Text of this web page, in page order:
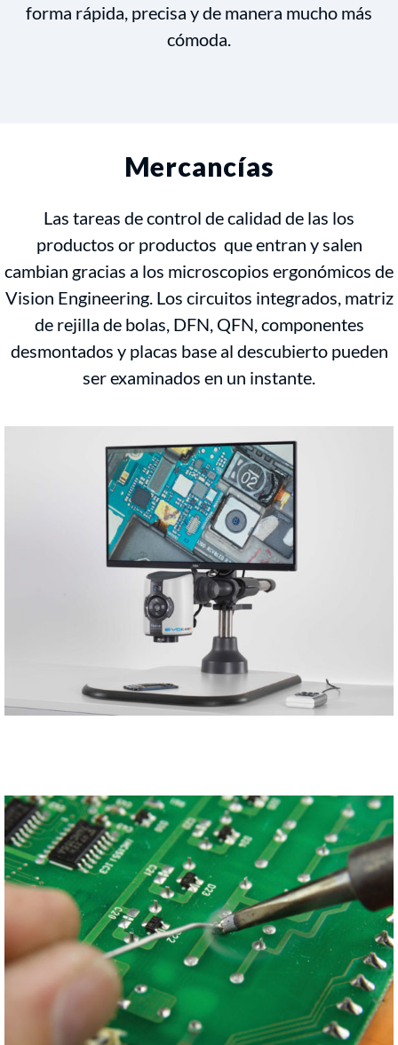
forma rápida, precisa y de manera mucho más
cómoda.
Mercancías
Las tareas de control de calidad de las los
productos or productos que entran y salen
cambian gracias a los microscopios ergonómicos de
Vision Engineering. Los circuitos integrados, matriz
de rejilla de bolas, DFN, QFN, componentes
desmontados y placas base al descubierto pueden
ser examinados en un instante.